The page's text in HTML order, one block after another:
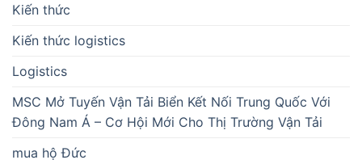
Kiến thức
Kiến thức logistics
Logistics
MSC Mở Tuyến Vận Tải Biển Kết Nối Trung Quốc Với
Đông Nam Á – Cơ Hội Mới Cho Thị Trường Vận Tải
mua hộ Đức